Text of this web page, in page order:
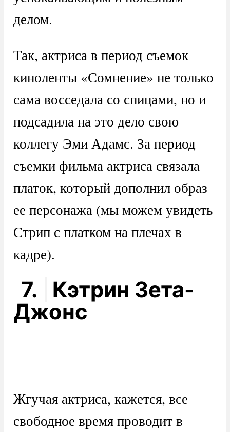
делом.
Так, актриса в период съемок
киноленты «Сомнение» не только
сама восседала со спицами, но и
подсадила на это дело свою
коллегу Эми Адамс. За период
съемки фильма актриса связала
платок, который дополнил образ
ее персонажа (мы можем увидеть
Стрип с платком на плечах в
кадре).
7.
Кэтрин Зета-
Джонс
Жгучая актриса, кажется, все
свободное время проводит в